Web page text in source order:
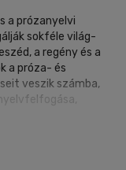
a prózanyelvi
sokféle világ-
a regény és a
a próza- és
veszik számba,
relevanciája
diszkurzus